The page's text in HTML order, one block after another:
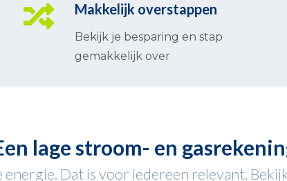
Makkelijk overstappen
Bekijk je besparing en stap
gemakkelijk over
lage stroom- en
Dat is voor iedereen relevant.